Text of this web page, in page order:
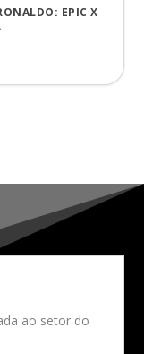
EPIC X
ao setor do